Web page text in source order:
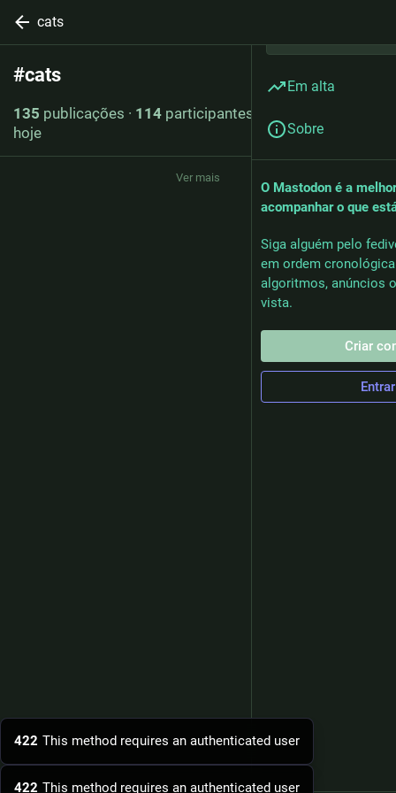
cats
#cats
135 publicações · 114 participantes
hoje
Ver mais
Em alta
Sobre
O Mastodon é a
acompanhar o que
Siga alguém pelo
em ordem
algoritmos, anúncios
vista.
Criar
Entrar
422 This method requires an authenticated user
422 This method requires an authenticated user